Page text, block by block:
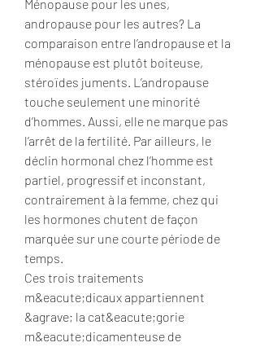
Ménopause pour les unes,
andropause pour les autres? La
comparaison entre l’andropause et la
ménopause est plutôt boiteuse,
stéroïdes juments. L’andropause
touche seulement une minorité
d’hommes. Aussi, elle ne marque pas
l’arrêt de la fertilité. Par ailleurs, le
déclin hormonal chez l’homme est
partiel, progressif et inconstant,
contrairement à la femme, chez qui
les hormones chutent de façon
marquée sur une courte période de
temps.
Ces trois traitements
m&eacute;dicaux appartiennent
&agrave; la cat&eacute;gorie
m&eacute;dicamenteuse de